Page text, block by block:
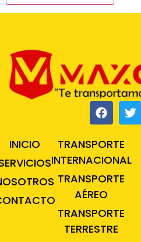
INICIO
TRANSPORTE
INTERNACIONAL
TRANSPORTE
AÉREO
TRANSPORTE
TERRESTRE